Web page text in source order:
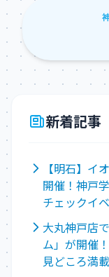
新着記事
【明石】イ
開催！神戸
チェックイ
大丸神戸店
ム」が開催
見どころ満